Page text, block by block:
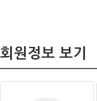
회원정보 보기